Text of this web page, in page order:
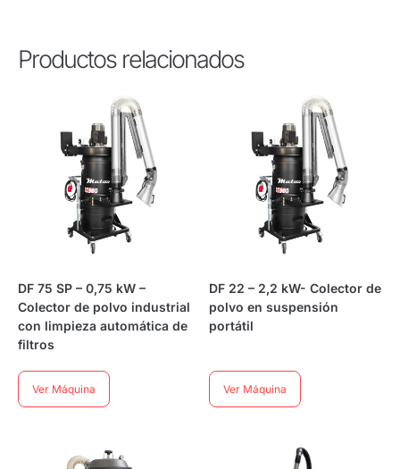
Productos relacionados
DF 75 SP – 0,75 kW –
Colector de polvo industrial
con limpieza automática de
filtros
Ver Máquina
DF 22 – 2,2 kW- Colector de
polvo en suspensión
portátil
Ver Máquina